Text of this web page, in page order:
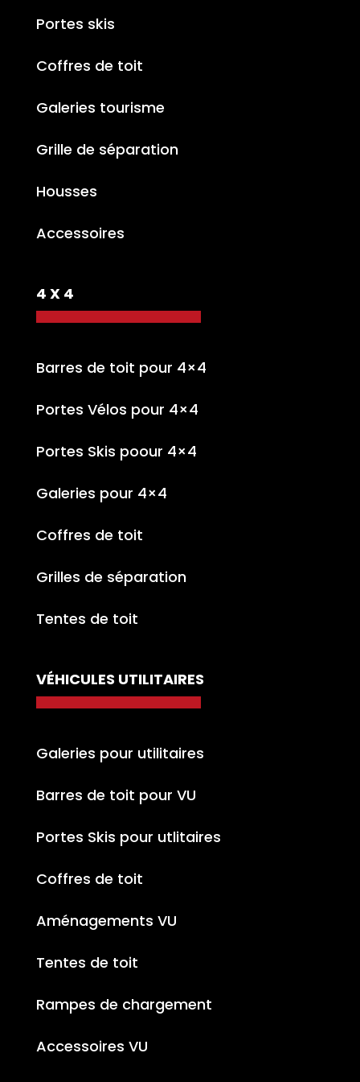
Portes skis
Coffres de toit
Galeries tourisme
Grille de séparation
Housses
Accessoires
4 X 4
Barres de toit pour 4×4
Portes Vélos pour 4×4
Portes Skis poour 4×4
Galeries pour 4×4
Coffres de toit
Grilles de séparation
Tentes de toit
VÉHICULES UTILITAIRES
Galeries pour utilitaires
Barres de toit pour VU
Portes Skis pour utlitaires
Coffres de toit
Aménagements VU
Tentes de toit
Rampes de chargement
Accessoires VU